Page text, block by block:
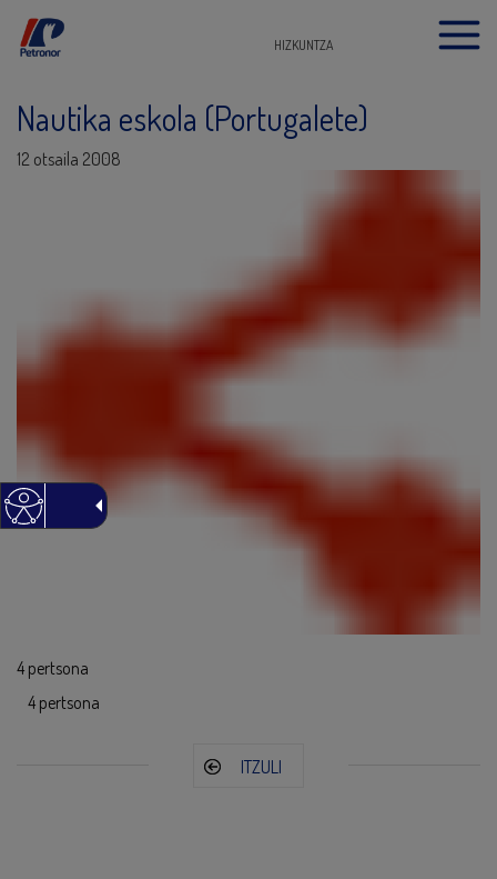
HIZKUNTZA
Nautika eskola (Portugalete)
12 otsaila 2008
4 pertsona
4 pertsona
ITZULI